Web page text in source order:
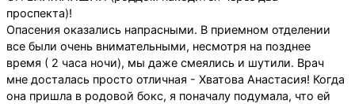
проспекта)!
Опасения оказались напрасными. В приемном отделении
все были очень внимательными, несмотря на позднее
время ( 2 часа ночи), мы даже смеялись и шутили. Врач
мне досталась просто отличная - Хватова Анастасия! Когда
она пришла в родовой бокс, я поначалу подумала, что ей